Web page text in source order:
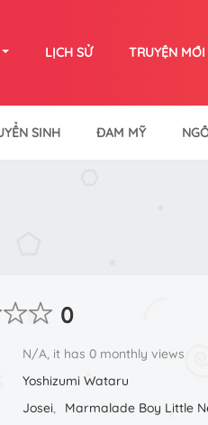
LỊCH SỬ TRUYỆN MỚI
SINH ĐAM MỸ
0
N/A, it has 0 monthly views
Yoshizumi Wataru
Josei, Marmalade Boy Little